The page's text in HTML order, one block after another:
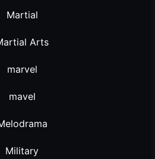
Martial
Arts
marvel
mavel
Military